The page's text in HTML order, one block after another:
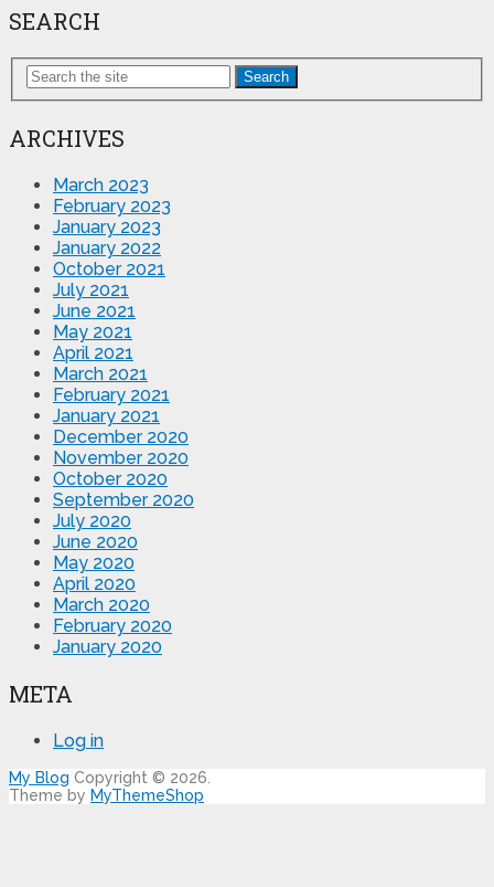
SEARCH
Search
ARCHIVES
March 2023
February 2023
January 2023
January 2022
October 2021
July 2021
June 2021
May 2021
April 2021
March 2021
February 2021
January 2021
December 2020
November 2020
October 2020
September 2020
July 2020
June 2020
May 2020
April 2020
March 2020
February 2020
January 2020
META
Log in
My Blog Copyright © 2026.
Theme by MyThemeShop